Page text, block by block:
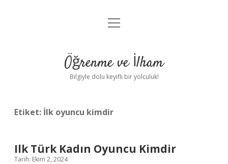
Anasayfa
Yasal Uyarı
menüyü
Öğrenme ve İlham
Bilgiyle dolu keyifli bir yolculuk!
Etiket: İlk oyuncu kimdir
Ilk Türk Kadın Oyuncu Kimdir
Tarih: Ekim 2, 2024